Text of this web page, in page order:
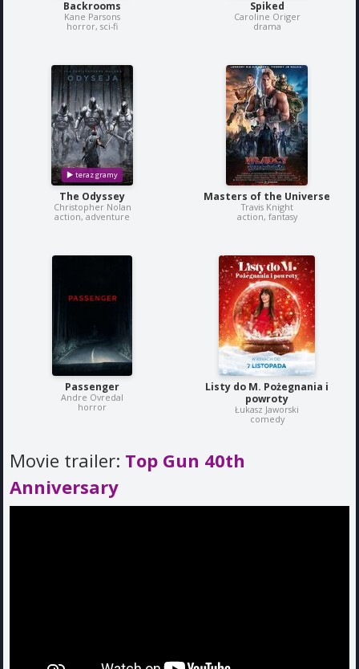
Backrooms
Kane Parsons
horror, sci-fi
Spiked
Caroline Origer
drama
The Odyssey
Christopher Nolan
action, adventure
Masters of the Universe
Travis Knight
action, fantasy
Passenger
Andre Ovredal
horror
Listy do M. Pożegnania i
powroty
Łukasz Jaworski
comedy
Movie trailer: Top Gun 40th
Anniversary